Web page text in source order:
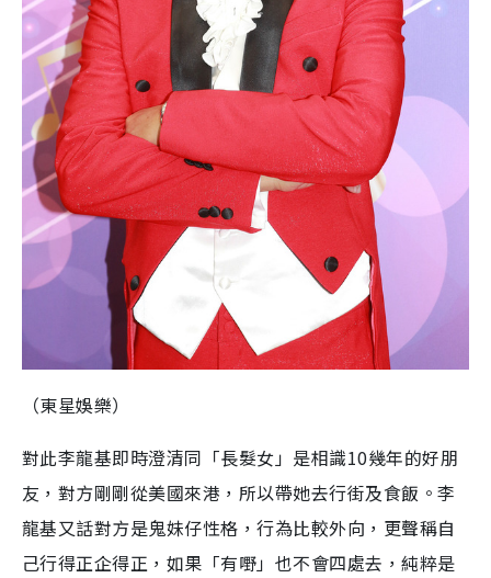
（東星娛樂）
對此李龍基即時澄清同「長髮女」是相識10幾年的好朋
友，對方剛剛從美國來港，所以帶她去行街及食飯。李
龍基又話對方是鬼妹仔性格，行為比較外向，更聲稱自
己行得正企得正，如果「有嘢」也不會四處去，純粹是